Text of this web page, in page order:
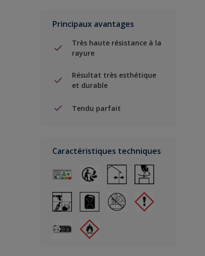
Principaux avantages
Très haute résistance à la
rayure
Résultat très esthétique
et durable
Tendu parfait
Caractéristiques techniques